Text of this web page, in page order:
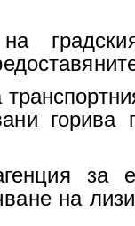
за
на